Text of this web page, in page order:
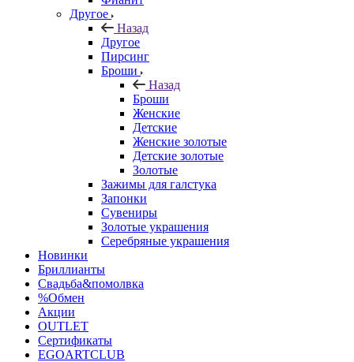
Другое
Назад
Другое
Пирсинг
Броши
Назад
Броши
Женские
Детские
Женские золотые
Детские золотые
Золотые
Зажимы для галстука
Запонки
Сувениры
Золотые украшения
Серебряные украшения
Новинки
Бриллианты
Свадьба&помолвка
%Обмен
Акции
OUTLET
Сертификаты
EGOARTCLUB